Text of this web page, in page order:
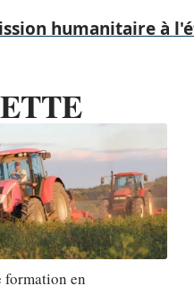
humanitaire à
formation en